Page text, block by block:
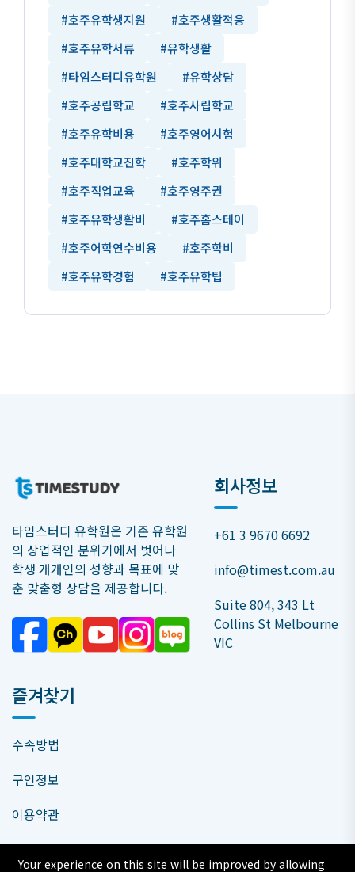
#호주유학생지원
#호주생활적응
#호주유학서류
#유학생활
#타임스터디유학원
#유학상담
#호주공립학교
#호주사립학교
#호주유학비용
#호주영어시험
#호주대학교진학
#호주학위
#호주직업교육
#호주영주권
#호주유학생활비
#호주홈스테이
#호주어학연수비용
#호주학비
#호주유학경험
#호주유학팁
타임스터디 유학원은 기존 유학원
의 상업적인 분위기에서 벗어나
학생 개개인의 성향과 목표에 맞
춘 맞춤형 상담을 제공합니다.
회사정보
+61 3 9670 6692
info@timest.com.au
Suite 804, 343 Lt
Collins St Melbourne
VIC
즐겨찾기
수속방법
구인정보
이용약관
오시는 길
Your experience on this site will be improved by allowing